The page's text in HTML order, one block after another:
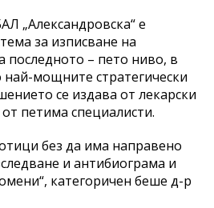
„Александровска“ е
за изписване на
последното – пето ниво, в
най-мощните стратегически
се издава от лекарски
петима специалисти.
без да има направено
и антибиограма и
категоричен беше д-р